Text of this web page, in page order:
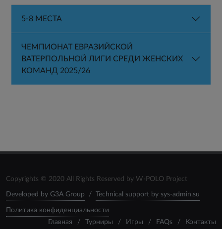
5-8 МЕСТА
ЧЕМПИОНАТ ЕВРАЗИЙСКОЙ
ВАТЕРПОЛЬНОЙ ЛИГИ СРЕДИ ЖЕНСКИХ
КОМАНД 2025/26
Copyrights © 2020 All Rights Reserved by W-POLO Project
Developed by G3A Group / Technical support by sys-admin.su
Политика конфиденциальности
Главная
/ Турниры / Игры / FAQs / Контакты